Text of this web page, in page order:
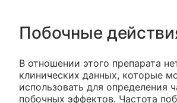
Побочные
В отношении этого препарата
клинических данных, которые
использовать для определения
побочных эффектов. Частота